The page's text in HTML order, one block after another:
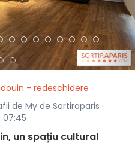
- redeschidere
de My de Sortiraparis ·
un spațiu cultural